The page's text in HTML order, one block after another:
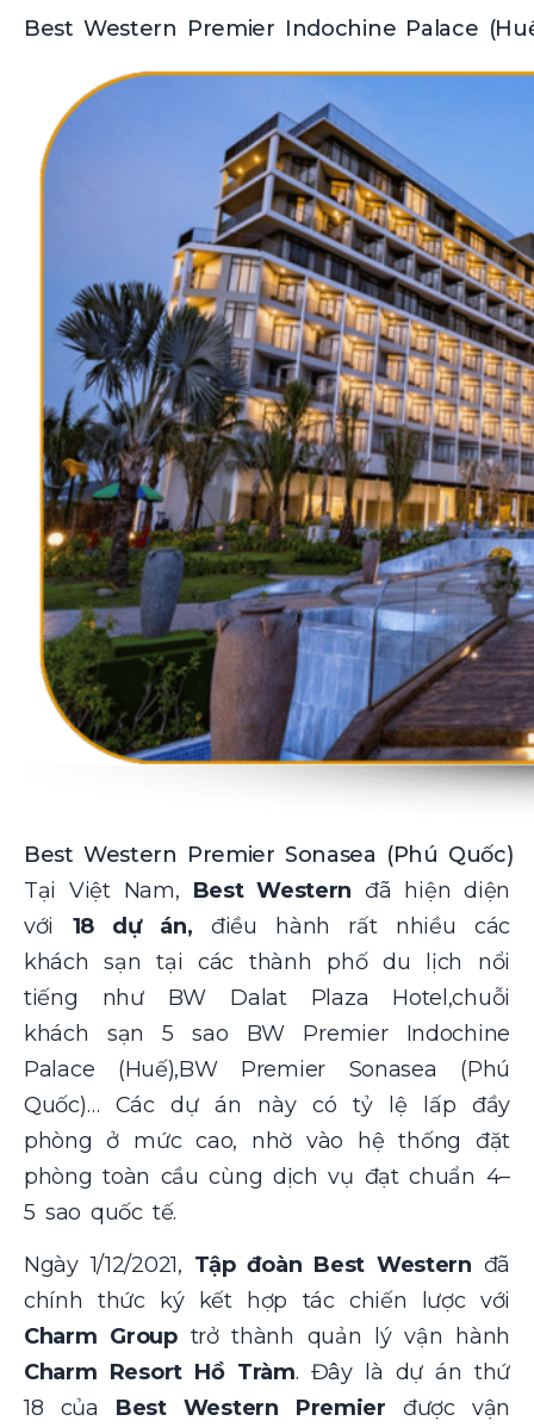
Best Western Premier Indochine Palace
Best Western Premier Sonasea (Phú Quốc)
Tại Việt Nam, Best Westernđã hiện diện
với 18 dự án,
điều hành rất nhiều các
khách sạn tại các thành phố du lịch nổi
tiếng như BW Dalat Plaza Hotel,chuỗi
khách sạn 5 sao BW Premier Indochine
Palace (Huế),BW Premier Sonasea (Phú
Quốc)… Các dự án này có tỷ lệ lấp đầy
phòng ở mức cao, nhờ vào hệ thống đặt
phòng toàn cầu cùng dịch vụ đạt chuẩn 4–
5 sao quốc tế.
Ngày 1/12/2021, Tập đoàn Best Western đã
chính thức ký kết hợp tác chiến lược với
Charm Grouptrở thành quản lý vận hành
Charm Resort Hồ Tràm. Đây là dự án thứ
18 của Best Western Premier được vận